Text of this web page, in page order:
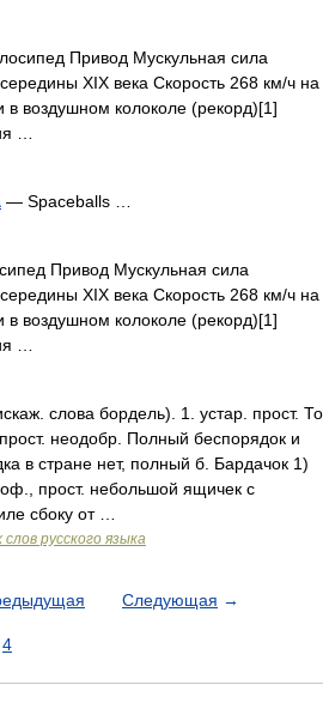
Привод Мускульная сила
XIX века Скорость 268 км/ч на
в воздушном колоколе (рекорд)[1]
…
— Spaceballs …
Привод Мускульная сила
XIX века Скорость 268 км/ч на
в воздушном колоколе (рекорд)[1]
…
слова бордель). 1. устар. прост. То
неодобр. Полный беспорядок и
в стране нет, полный б. Бардачок 1)
прост. небольшой ящичек с
сбоку от …
русского языка
Следующая →
4